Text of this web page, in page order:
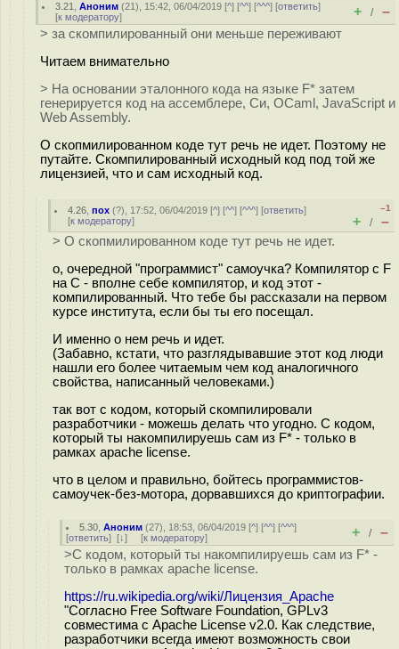
3.21 ,Аноним (21), 15:42, 06/04/2019 [^] [^^] [^^^] [ответить]
[к модератору] + / –
> за скомпилированный они меньше переживают
Читаем внимательно
> На основании эталонного кода на языке F* затем
генерируется код на ассемблере, Си, OCaml, JavaScript и
Web Assembly.
О скопмилированном коде тут речь не идет. Поэтому не
путайте. Скомпилированный исходный код под той же
лицензией, что и сам исходный код.
4.26 ,пох (?), 17:52, 06/04/2019 [^] [^^] [^^^] [ответить]
[к модератору]
–1
+ / –
> О скопмилированном коде тут речь не идет.
о, очередной "программист" самоучка? Компилятор с F
на C - вполне себе компилятор, и код этот -
компилированный. Что тебе бы рассказали на первом
курсе института, если бы ты его посещал.
И именно о нем речь и идет.
(Забавно, кстати, что разглядывавшие этот код люди
нашли его более читаемым чем код аналогичного
свойства, написанный человеками.)
так вот с кодом, который скомпилировали
разработчики - можешь делать что угодно. С кодом,
который ты накомпилируешь сам из F* - только в
рамках apache license.
что в целом и правильно, бойтесь программистов-
самоучек-без-мотора, дорвавшихся до криптографии.
5.30 ,Аноним (27), 18:53, 06/04/2019 [^] [^^] [^^^]
[ответить] [↓] [к модератору] + / –
>С кодом, который ты накомпилируешь сам из F* -
только в рамках apache license.
https://ru.wikipedia.org/wiki/Лицензия_Apache
"Согласно Free Software Foundation, GPLv3
совместима с Apache License v2.0. Как следствие,
разработчики всегда имеют возможность свои